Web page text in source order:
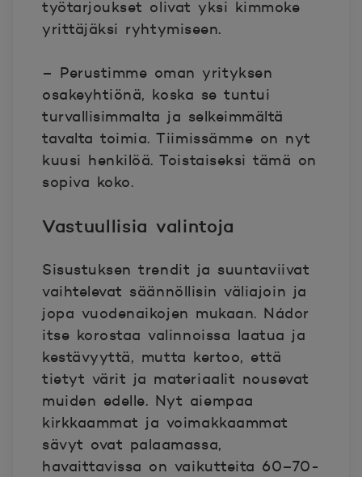
työtarjoukset olivat yksi kimmoke
yrittäjäksi ryhtymiseen.
– Perustimme oman yrityksen
osakeyhtiönä, koska se tuntui
turvallisimmalta ja selkeimmältä
tavalta toimia. Tiimissämme on nyt
kuusi henkilöä. Toistaiseksi tämä on
sopiva koko.
Vastuullisia valintoja
Sisustuksen trendit ja suuntaviivat
vaihtelevat säännöllisin väliajoin ja
jopa vuodenaikojen mukaan. Nádor
itse korostaa valinnoissa laatua ja
kestävyyttä, mutta kertoo, että
tietyt värit ja materiaalit nousevat
muiden edelle. Nyt aiempaa
kirkkaammat ja voimakkaammat
sävyt ovat palaamassa,
havaittavissa on vaikutteita 60–70-